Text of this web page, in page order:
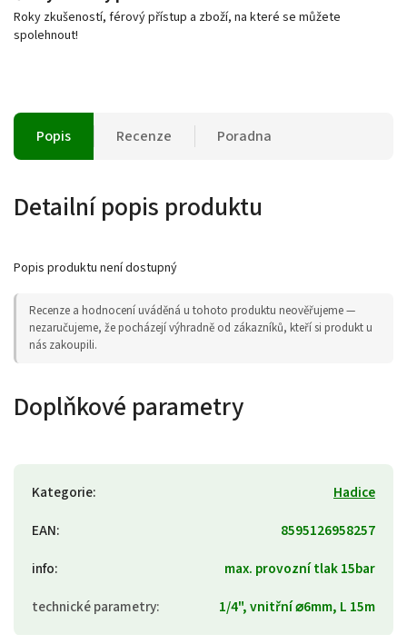
Roky zkušeností, férový přístup a zboží, na které se můžete
spolehnout!
Popis Recenze Poradna
Detailní popis produktu
Popis produktu není dostupný
Recenze a hodnocení uváděná u tohoto produktu neověřujeme —
nezaručujeme, že pocházejí výhradně od zákazníků, kteří si produkt u
nás zakoupili.
Doplňkové parametry
Kategorie:
Hadice
EAN:
8595126958257
info:
max. provozní tlak 15bar
technické parametry: 1/4", vnitřní ⌀6mm, L 15m